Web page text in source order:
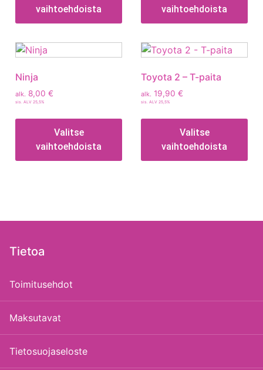
vaihtoehdoista
vaihtoehdoista
Ninja
alk. 8,00 €
sis. ALV 25,5%
Valitse
vaihtoehdoista
Toyota 2 – T-paita
alk. 19,90 €
sis. ALV 25,5%
Valitse
vaihtoehdoista
Tietoa
Toimitusehdot
Maksutavat
Tietosuojaseloste